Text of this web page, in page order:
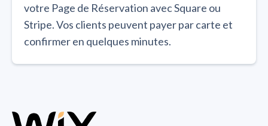
votre Page de Réservation avec Square ou
Stripe. Vos clients peuvent payer par carte et
confirmer en quelques minutes.